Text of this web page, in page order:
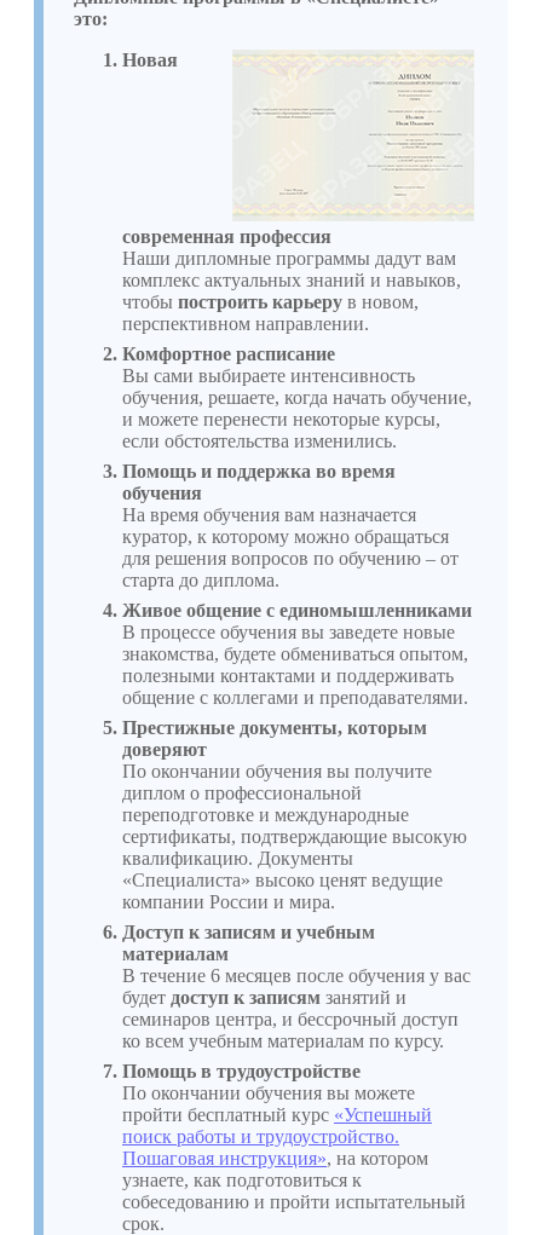
это:
Новая
современная профессия
Наши дипломные программы дадут вам
комплекс актуальных знаний и навыков,
чтобы построить карьеру в новом,
перспективном направлении.
Комфортное расписание
Вы сами выбираете интенсивность
обучения, решаете, когда начать обучение,
и можете перенести некоторые курсы,
если обстоятельства изменились.
Помощь и поддержка во время
обучения
На время обучения вам назначается
куратор, к которому можно обращаться
для решения вопросов по обучению – от
старта до диплома.
Живое общение с единомышленниками
В процессе обучения вы заведете новые
знакомства, будете обмениваться опытом,
полезными контактами и поддерживать
общение с коллегами и преподавателями.
Престижные документы, которым
доверяют
По окончании обучения вы получите
диплом о профессиональной
переподготовке и международные
сертификаты, подтверждающие высокую
квалификацию. Документы
«Специалиста» высоко ценят ведущие
компании России и мира.
Доступ к записям и учебным
материалам
В течение 6 месяцев после обучения у вас
будет доступ к записям занятий и
семинаров центра, и бессрочный доступ
ко всем учебным материалам по курсу.
Помощь в трудоустройстве
По окончании обучения вы можете
пройти бесплатный курс «Успешный
поиск работы и трудоустройство.
Пошаговая инструкция», на котором
узнаете, как подготовиться к
собеседованию и пройти испытательный
срок.